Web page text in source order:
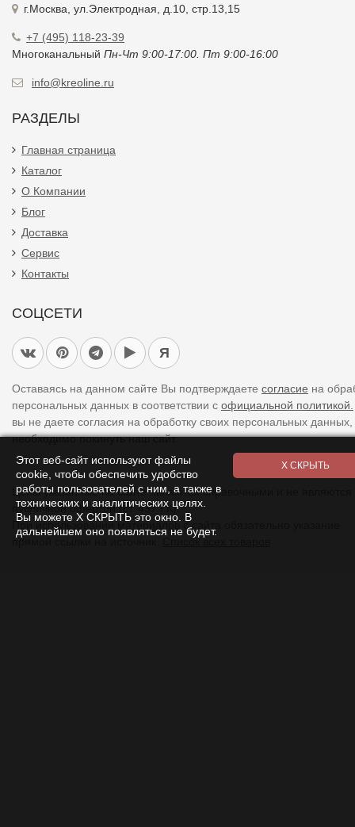
г.Москва, ул.Электродная, д.10, стр.13,15
+7 (495) 118-23-39
Многоканальный Пн-Чт 9:00-17:00. Пт 9:00-16:00
info@kreoline.ru
РАЗДЕЛЫ
Главная страница
Каталог
О Компании
Блог
Доставка
Сервис
Контакты
СОЦСЕТИ
Я
Оставаясь на данном сайте Вы подтверждаете согласие на
персональных данных в соответствии с официальной политикой.
вы не даете согласия на обработку своих персональных
необходимо покинуть наш сайт.
Цены указанные на сайте являются справочными и не являются
публичной офертой (ст. 437 ГК).
При использованииматериаловс сайта обязательно указание
прямой ссылки на источник.
Список всех товаров
Этот веб-сайт используют файлы
cookie, чтобы обеспечить удобство
работы пользователей с ним, а также в
технических и аналитических целях.
Вы можете Х СКРЫТЬ это окно. В
дальнейшем оно появляться не будет.